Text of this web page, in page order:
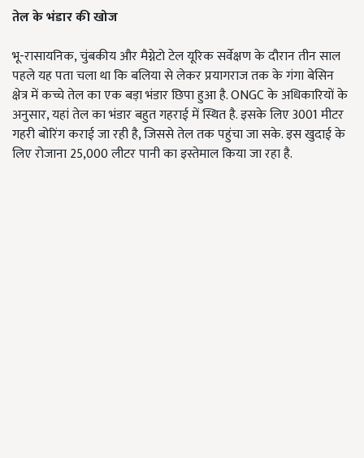
तेल के भंडार की खोज
भू-रासायनिक, चुंबकीय और मैग्नेटो टेल यूरिक सर्वेक्षण के दौरान तीन साल
पहले यह पता चला था कि बलिया से लेकर प्रयागराज तक के गंगा बेसिन
क्षेत्र में कच्चे तेल का एक बड़ा भंडार छिपा हुआ है. ONGC के अधिकारियों के
अनुसार, यहां तेल का भंडार बहुत गहराई में स्थित है. इसके लिए 3001 मीटर
गहरी बोरिंग कराई जा रही है, जिससे तेल तक पहुंचा जा सके. इस खुदाई के
लिए रोजाना 25,000 लीटर पानी का इस्तेमाल किया जा रहा है.